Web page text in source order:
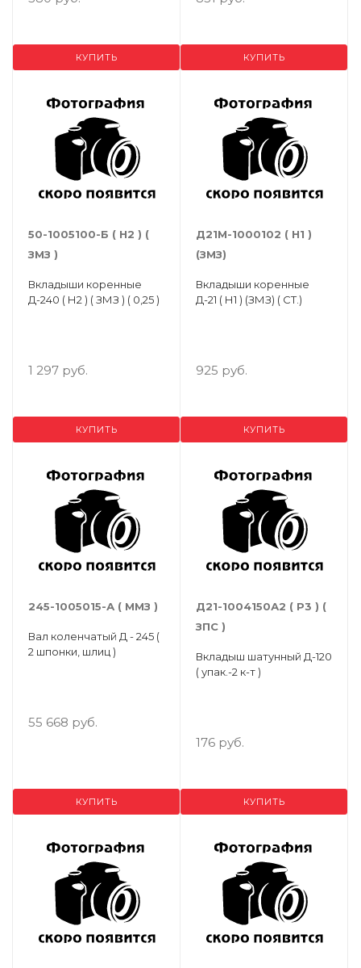
КУПИТЬ КУПИТЬ
50-1005100-Б ( Н2 ) (
ЗМЗ )
Вкладыши коренные
Д-240 ( Н2 ) ( ЗМЗ ) ( 0,25 )
1 297 руб.
КУПИТЬ
Д21М-1000102 ( Н1 )
(ЗМЗ)
Вкладыши коренные
Д-21 ( Н1 ) (ЗМЗ) ( СТ.)
925 руб.
КУПИТЬ
245-1005015-А ( ММЗ )
Вал коленчатый Д - 245 (
2 шпонки, шлиц )
55 668 руб.
КУПИТЬ
Д21-1004150А2 ( Р3 ) (
ЗПС )
Вкладыш шатунный Д-120
( упак.-2 к-т )
176 руб.
КУПИТЬ